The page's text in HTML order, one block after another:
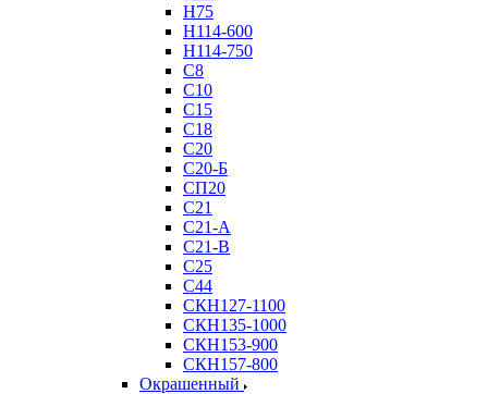
Н75
Н114-600
Н114-750
С8
С10
С15
С18
С20
С20-Б
СП20
С21
С21-А
С21-В
С25
С44
СКН127-1100
СКН135-1000
СКН153-900
СКН157-800
Окрашенный